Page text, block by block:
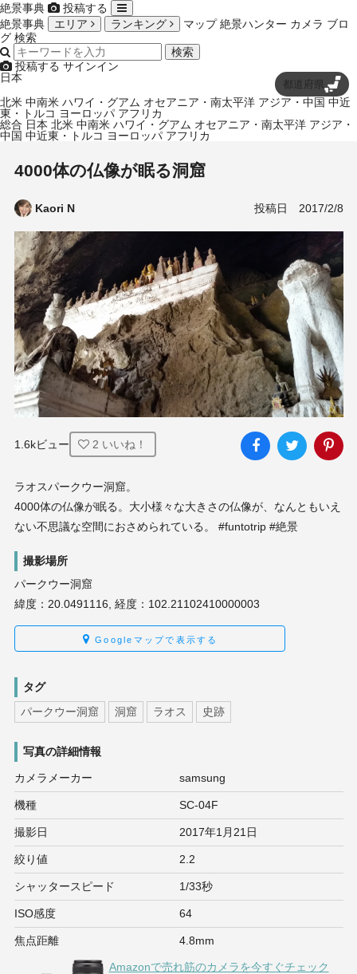
絶景事典
投稿する
絶景事典
エリア ランキング マップ 絶景ハンター カメラ ブロ
グ 検索
検索
投稿する サインイン
日本
都道府県
北米 中南米 ハワイ・グアム オセアニア・南太平洋 アジア・中国 中近
東・トルコ ヨーロッパ アフリカ
総合 日本 北米 中南米 ハワイ・グアム オセアニア・南太平洋 アジア・
中国 中近東・トルコ ヨーロッパ アフリカ
4000体の仏像が眠る洞窟
Kaori N 投稿日 2017/2/8
1.6kビュー 2 いいね！
ラオスパークウー洞窟。
4000体の仏像が眠る。大小様々な大きさの仏像が、なんともいえ
ない不思議な空間におさめられている。 #funtotrip #絶景
撮影場所
パークウー洞窟
緯度：20.0491116, 経度：102.21102410000003
Googleマップで表示する
タグ
パークウー洞窟
洞窟 ラオス 史跡
写真の詳細情報
カメラメーカー samsung
機種 SC-04F
撮影日 2017年1月21日
絞り値 2.2
シャッタースピード 1/33秒
ISO感度 64
焦点距離 4.8mm
Amazonで売れ筋のカメラを今すぐチェック